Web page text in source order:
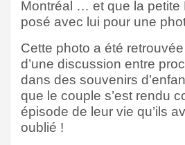
Montréal … et que la petite
posé avec lui pour une
Cette photo a été
d’une discussion entre
dans des souvenirs
que le couple s’est rendu
épisode de leur vie qu’ils
oublié !